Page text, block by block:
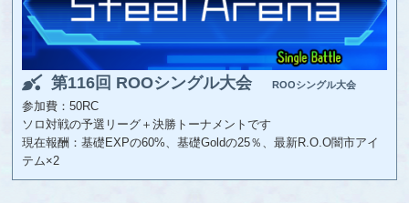
第116回 ROOシングル大会 ROOシングル大会
参加費：50RC
ソロ対戦の予選リーグ＋決勝トーナメントです
現在報酬：基礎EXPの60%、基礎Goldの25％、最新R.O.O闇市アイ
テム×2